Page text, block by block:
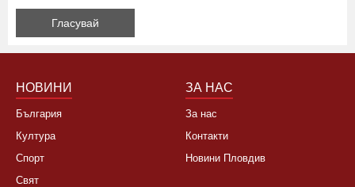
НОВИНИ
България
Култура
Спорт
Свят
ЗА НАС
За нас
Контакти
Новини Пловдив